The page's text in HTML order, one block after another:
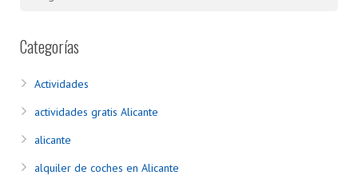
Categorías
Actividades
actividades gratis Alicante
alicante
alquiler de coches en Alicante